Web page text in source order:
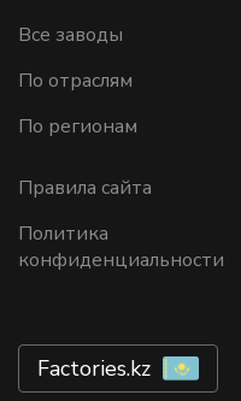
Все заводы
По отраслям
По регионам
Правила сайта
Политика
конфиденциальности
Factories.kz